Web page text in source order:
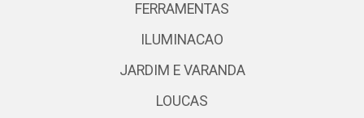
FERRAMENTAS
ILUMINACAO
JARDIM E VARANDA
LOUCAS